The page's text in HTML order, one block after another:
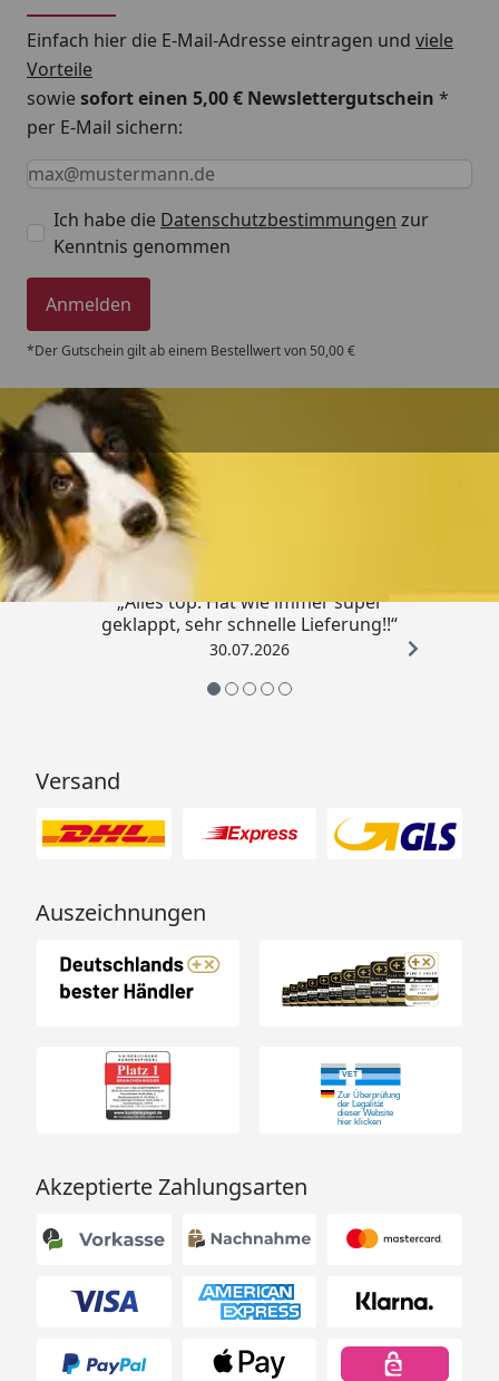
Einfach hier die E-Mail-Adresse eintragen und viele
Vorteile
sowiesofort einen 5,00 € Newslettergutschein *
per E-Mail sichern:
Keine Eingabe erforderlich
Eingabe erforderlich
E-Mail *
Ich habe die Datenschutzbestimmungen zur
Kenntnis genommen
Anmelden
*Der Gutschein gilt ab einem Bestellwert von 50,00 €
Trusted Shops
„Alles top. Hat wie immer super
geklappt, sehr schnelle Lieferung!!“
30.07.2026
Versand
Auszeichnungen
Akzeptierte Zahlungsarten